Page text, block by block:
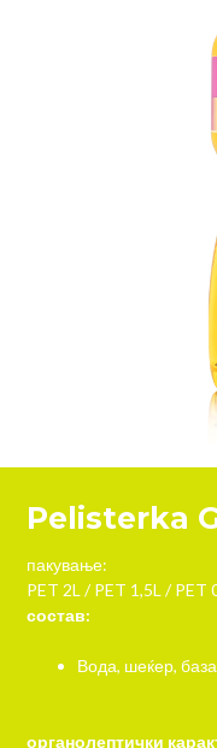
Pelisterka
пакување:
PET 2L / PET 1,5L / PET
состав:
Вода, шеќер,
органолептички